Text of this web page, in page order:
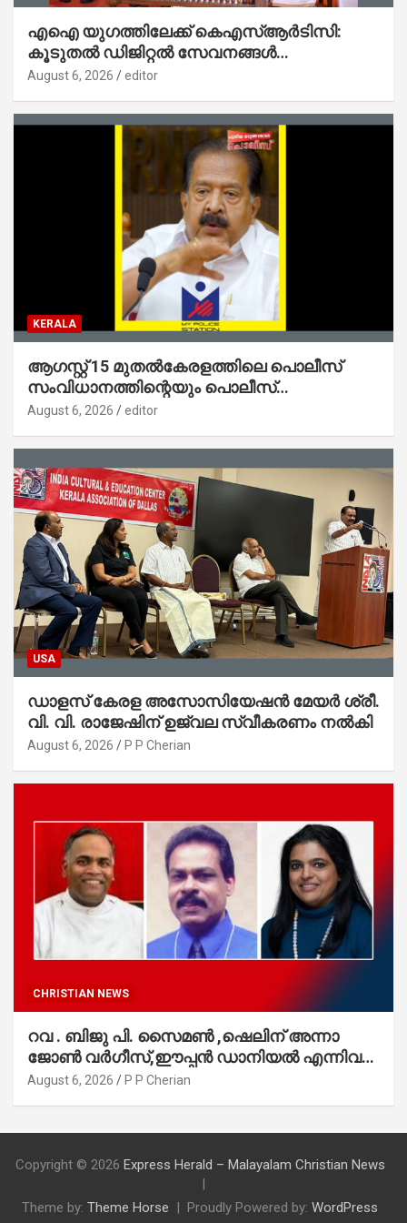
എഐ യുഗത്തിലേക്ക് കെഎസ്ആർടിസി:
കൂടുതൽ ഡിജിറ്റൽ സേവനങ്ങൾ
ജനങ്ങളിലേക്കെത്തിക്കും – മന്ത്രി സി പി
August 6, 2026 editor
KERALA
ആഗസ്റ്റ് 15 മുതല്‍കേരളത്തിലെ പൊലീസ്
സംവിധാനത്തിന്റെയും പൊലീസ്
സ്റ്റേഷനുകളുടെയും മുഖഛായ മാറുകയാണ് :
August 6, 2026 editor
USA
ഡാളസ് കേരള അസോസിയേഷൻ മേയർ ശ്രീ.
വി. വി. രാജേഷിന് ഉജ്വല സ്വീകരണം നൽകി
August 6, 2026 P P Cherian
CHRISTIAN NEWS
റവ . ബിജു പി. സൈമൺ ,ഷെലിന് അന്നാ
ജോൺ വർഗീസ്,ഈപ്പൻ ഡാനിയൽ എന്നിവർ
മാർത്തോമാ സഭാ കൗൺസിലിലേക്കു
August 6, 2026 P P Cherian
Copyright © 2026 Express Herald – Malayalam Christian News
Theme by: Theme Horse Proudly Powered by: WordPress